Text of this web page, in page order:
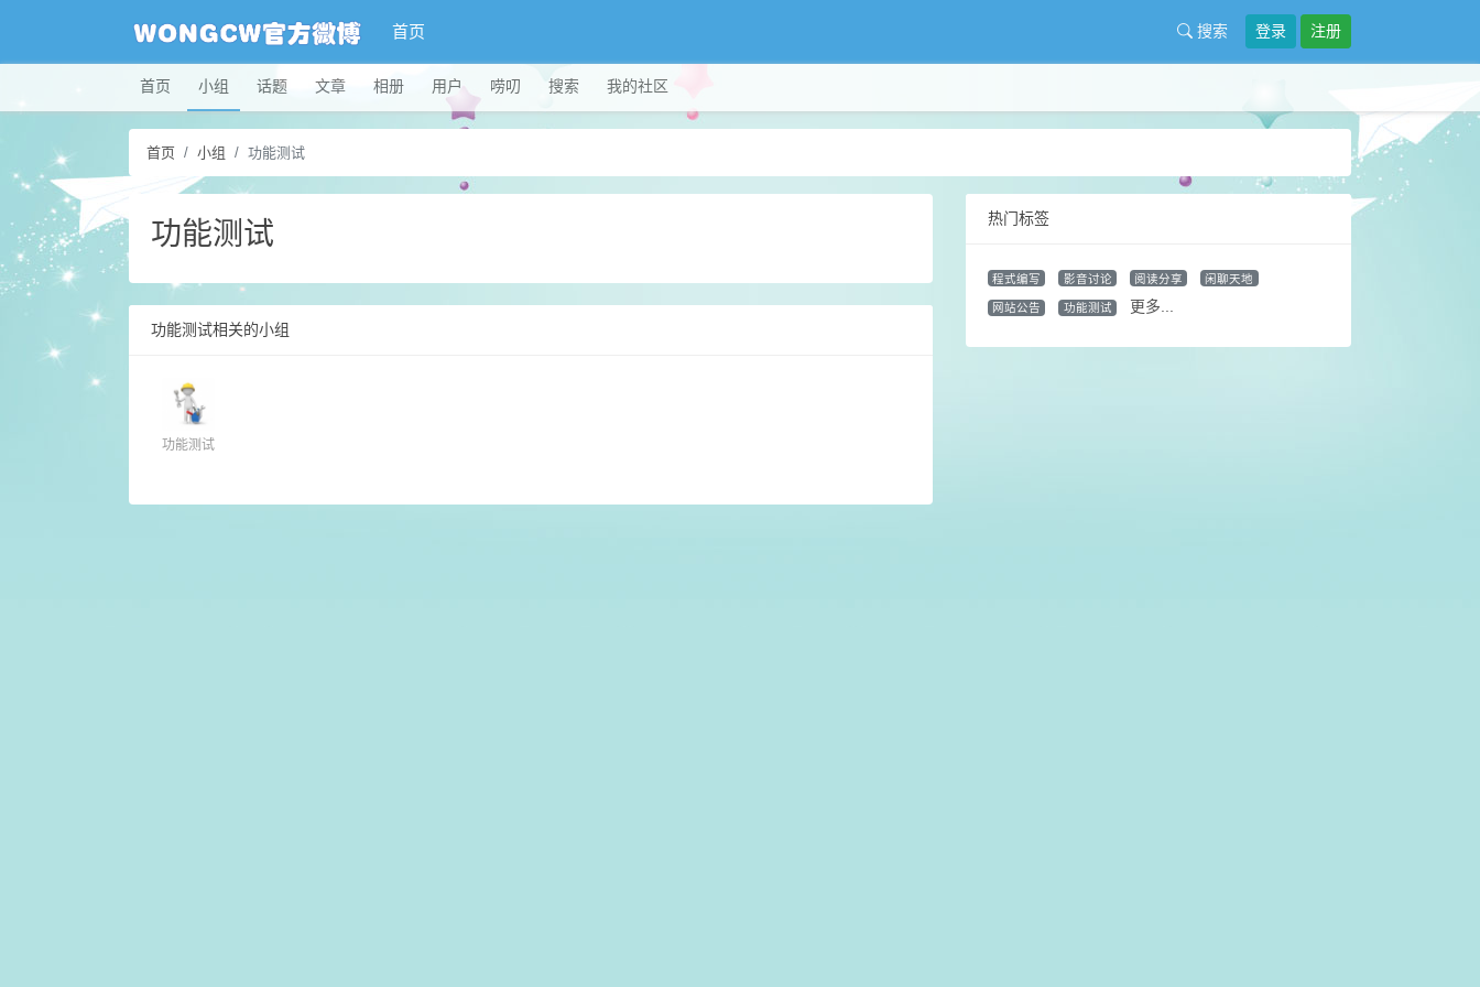
首页 搜索 登录 注册
首页 小组 话题 文章 相册 用户 唠叨 搜索 我的社区
首页 小组 功能测试
功能测试
功能测试相关的小组
功能测试
热门标签
程式编写 影音讨论 阅读分享 闲聊天地
网站公告 功能测试 更多...